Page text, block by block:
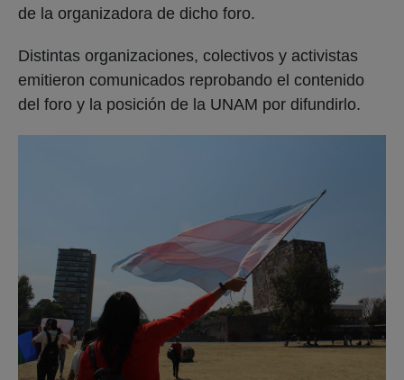
de la organizadora de dicho foro.
Distintas organizaciones, colectivos y activistas
emitieron comunicados reprobando el contenido
del foro y la posición de la UNAM por difundirlo.